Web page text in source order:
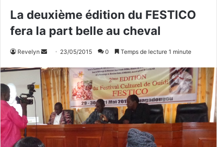
La deuxième édition du FESTICO
fera la part belle au cheval
Revelyn
v
o
y
r
u
23/05/2015 0 Temps de lecture 1 minute